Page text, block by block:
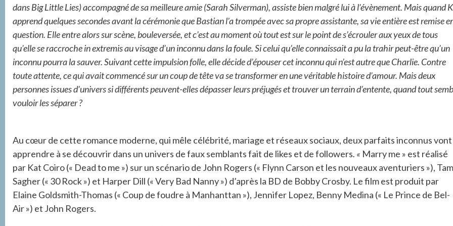
dans Big Little Lies) accompagné de sa meilleure amie (Sarah Silverman), assiste bien malgré lui à l’évènement. Mais quand
apprend quelques secondes avant la cérémonie que Bastian l’a trompée avec sa propre assistante, sa vie entière est remise
question. Elle entre alors sur scène, bouleversée, et c’est au moment où tout est sur le point de s’écrouler aux yeux de tous
qu’elle se raccroche in extremis au visage d’un inconnu dans la foule. Si celui qu’elle connaissait a pu la trahir peut-être qu’un
inconnu pourra la sauver. Suivant cette impulsion folle, elle décide d’épouser cet inconnu qui n’est autre que Charlie. Contre
toute attente, ce qui avait commencé sur un coup de tête va se transformer en une véritable histoire d’amour. Mais deux
personnes issues d’univers si différents peuvent-elles dépasser leurs préjugés et trouver un terrain d’entente, quand tout
vouloir les séparer ?
Au cœur de cette romance moderne, qui mêle célébrité, mariage et réseaux sociaux, deux parfaits inconnus vont
apprendre à se découvrir dans un univers de faux semblants fait de likes et de followers. « Marry me » est réalisé
par Kat Coiro (« Dead to me ») sur un scénario de John Rogers (« Flynn Carson et les nouveaux aventuriers »),
Sagher (« 30 Rock ») et Harper Dill (« Very Bad Nanny ») d’après la BD de Bobby Crosby. Le film est produit par
Elaine Goldsmith-Thomas (« Coup de foudre à Manhanttan »), Jennifer Lopez, Benny Medina (« Le Prince de Bel-
Air ») et John Rogers.